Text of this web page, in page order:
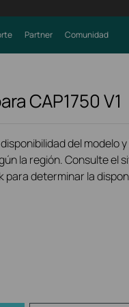
Partner Comunidad
CAP1750V1
del modelo
la región. Consulte el
para determinar la